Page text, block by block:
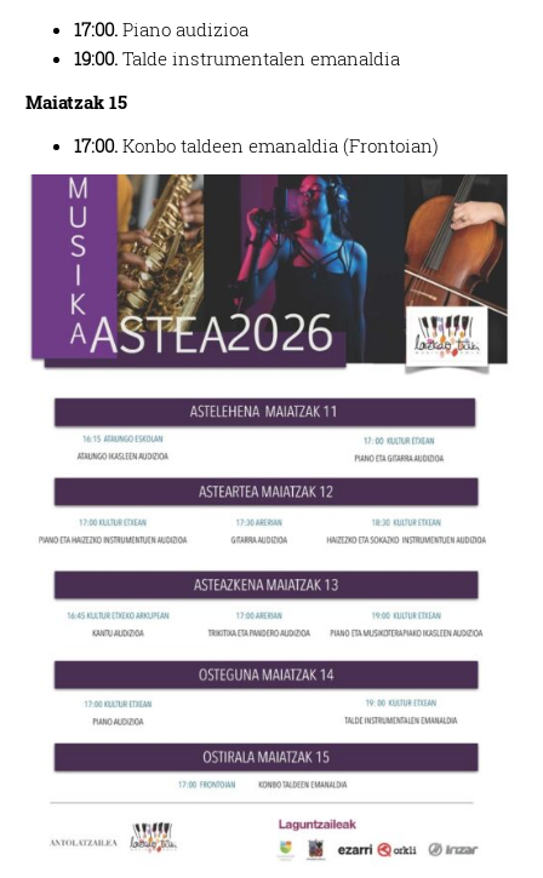
17:00. Piano audizioa
19:00. Talde instrumentalen emanaldia
Maiatzak 15
17:00. Konbo taldeen emanaldia (Frontoian)